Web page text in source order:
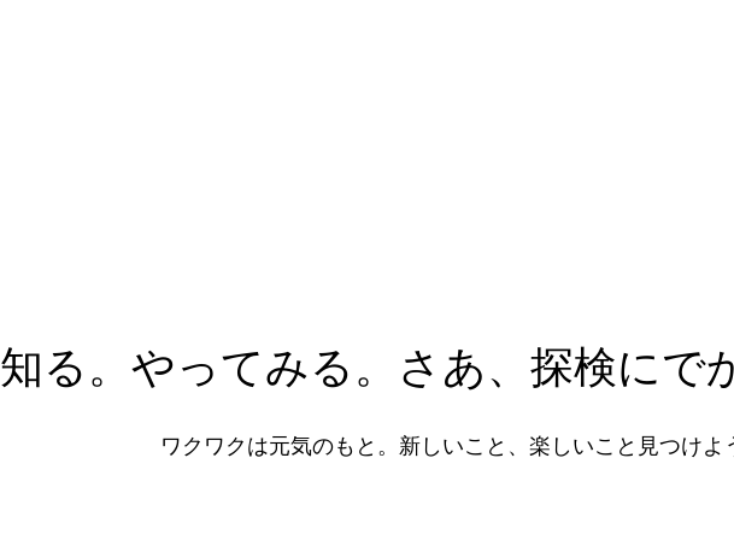
知る。やってみる。さあ、探検にで
ワクワクは元気のもと。新しいこと、楽しいこと見つけよ